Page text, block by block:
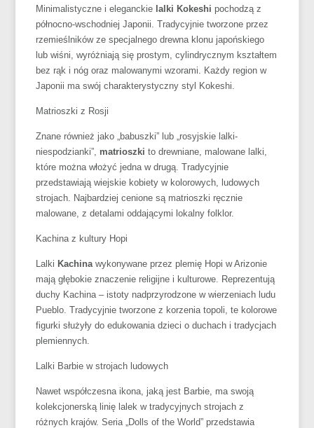
Minimalistyczne i eleganckie lalki Kokeshi pochodzą z
północno-wschodniej Japonii. Tradycyjnie tworzone przez
rzemieślników ze specjalnego drewna klonu japońskiego
lub wiśni, wyróżniają się prostym, cylindrycznym kształtem
bez rąk i nóg oraz malowanymi wzorami. Każdy region w
Japonii ma swój charakterystyczny styl Kokeshi.
Matrioszki z Rosji
Znane również jako „babuszki” lub „rosyjskie lalki-
niespodzianki”, matrioszki to drewniane, malowane lalki,
które można włożyć jedna w drugą. Tradycyjnie
przedstawiają wiejskie kobiety w kolorowych, ludowych
strojach. Najbardziej cenione są matrioszki ręcznie
malowane, z detalami oddającymi lokalny folklor.
Kachina z kultury Hopi
Lalki Kachina wykonywane przez plemię Hopi w Arizonie
mają głębokie znaczenie religijne i kulturowe. Reprezentują
duchy Kachina – istoty nadprzyrodzone w wierzeniach ludu
Pueblo. Tradycyjnie tworzone z korzenia topoli, te kolorowe
figurki służyły do edukowania dzieci o duchach i tradycjach
plemiennych.
Lalki Barbie w strojach ludowych
Nawet współczesna ikona, jaką jest Barbie, ma swoją
kolekcjonerską linię lalek w tradycyjnych strojach z
różnych krajów. Seria „Dolls of the World” przedstawia